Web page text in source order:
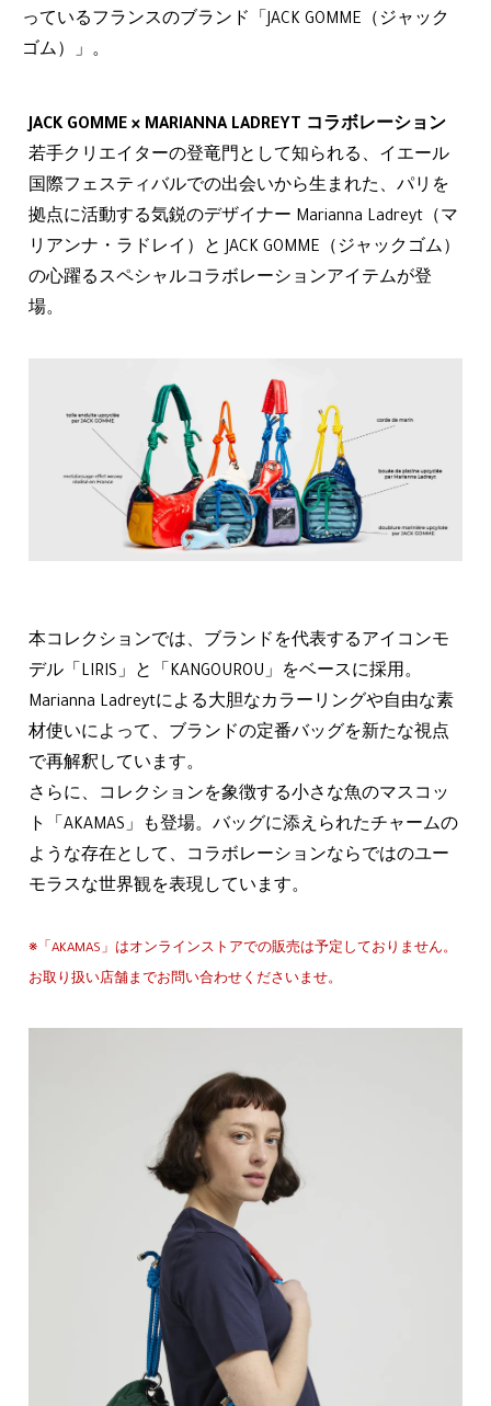
っているフランスのブランド「JACK GOMME（ジャック
ゴム）」。
JACK GOMME × MARIANNA LADREYT コラボレーション
若手クリエイターの登竜門として知られる、イエール
国際フェスティバルでの出会いから生まれた、パリを
拠点に活動する気鋭のデザイナー Marianna Ladreyt（マ
リアンナ・ラドレイ）と JACK GOMME（ジャックゴム）
の心躍るスペシャルコラボレーションアイテムが登
場。
本コレクションでは、ブランドを代表するアイコンモ
デル「LIRIS」と「KANGOUROU」をベースに採用。
Marianna Ladreytによる大胆なカラーリングや自由な素
材使いによって、ブランドの定番バッグを新たな視点
で再解釈しています。
さらに、コレクションを象徴する小さな魚のマスコッ
ト「AKAMAS」も登場。バッグに添えられたチャームの
ような存在として、コラボレーションならではのユー
モラスな世界観を表現しています。
※「AKAMAS」はオンラインストアでの販売は予定しておりません。
お取り扱い店舗までお問い合わせくださいませ。